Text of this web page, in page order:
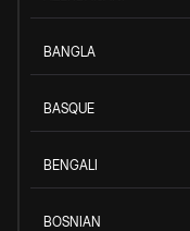
BANGLA
BASQUE
BENGALI
BOSNIAN